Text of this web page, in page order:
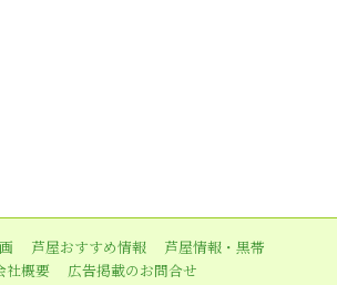
芦屋おすすめ情報
芦屋情報・黒帯
社概要 広告掲載のお問合せ